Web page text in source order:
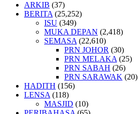
ARKIB (37)
BERITA (25,252)
ISU (349)
MUKA DEPAN (2,418)
SEMASA (22,610)
PRN JOHOR (30)
PRN MELAKA (25)
PRN SABAH (26)
PRN SARAWAK (20)
HADITH (156)
LENSA (118)
MASJID (10)